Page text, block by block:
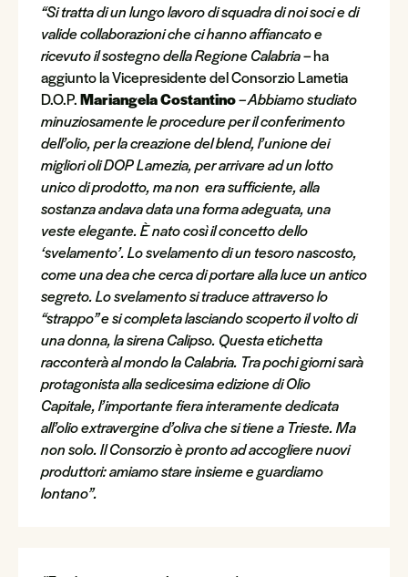
“Si tratta di un lungo lavoro di squadra di noi soci e di
valide collaborazioni che ci hanno affiancato e
ricevuto il sostegno della Regione Calabria– ha
aggiunto la Vicepresidente del Consorzio Lametia
D.O.P.Mariangela Costantino– Abbiamo studiato
minuziosamente le procedure per il conferimento
dell’olio, per la creazione del blend, l’unione dei
migliori oli DOP Lamezia, per arrivare ad un lotto
unico di prodotto, ma non era sufficiente, alla
sostanza andava data una forma adeguata, una
veste elegante. È nato così il concetto dello
‘svelamento’. Lo svelamento di un tesoro nascosto,
come una dea che cerca di portare alla luce un antico
segreto. Lo svelamento si traduce attraverso lo
“strappo” e si completa lasciando scoperto il volto di
una donna, la sirena Calipso. Questa etichetta
racconterà al mondo la Calabria. Tra pochi giorni sarà
protagonista alla sedicesima edizione di Olio
Capitale, l’importante fiera interamente dedicata
all’olio extravergine d’oliva che si tiene a Trieste. Ma
non solo. Il Consorzio è pronto ad accogliere nuovi
produttori: amiamo stare insieme e guardiamo
lontano”.